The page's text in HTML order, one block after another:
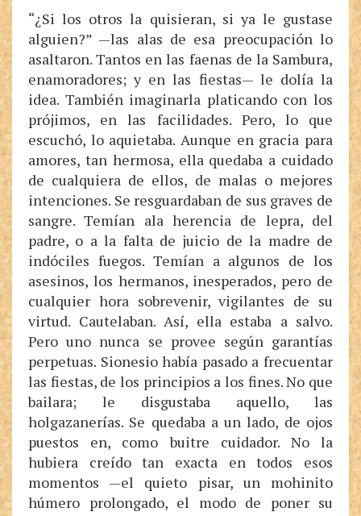
“¿Si los otros la quisieran, si ya le gustase
alguien?” —las alas de esa preocupación lo
asaltaron. Tantos en las faenas de la Sambura,
enamoradores; y en las fiestas— le dolía la
idea. También imaginarla platicando con los
prójimos, en las facilidades. Pero, lo que
escuchó, lo aquietaba. Aunque en gracia para
amores, tan hermosa, ella quedaba a cuidado
de cualquiera de ellos, de malas o mejores
intenciones. Se resguardaban de sus graves de
sangre. Temían ala herencia de lepra, del
padre, o a la falta de juicio de la madre de
indóciles fuegos. Temían a algunos de los
asesinos, los hermanos, inesperados, pero de
cualquier hora sobrevenir, vigilantes de su
virtud. Cautelaban. Así, ella estaba a salvo.
Pero uno nunca se provee según garantías
perpetuas. Sionesio había pasado a frecuentar
las fiestas, de los principios a los fines. No que
bailara; le disgustaba aquello, las
holgazanerías. Se quedaba a un lado, de ojos
puestos en, como buitre cuidador. No la
hubiera creído tan exacta en todos esos
momentos —el quieto pisar, un mohinito
húmero prolongado, el modo de poner su